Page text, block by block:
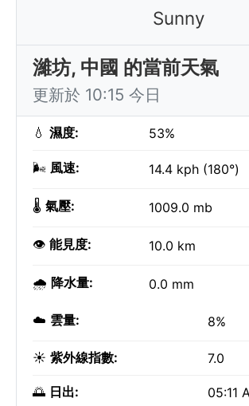
Sunny
濰坊, 中國 的當前天氣
更新於 10:15 今日
💧 濕度: 53%
🌬️ 風速: 14.4 kph (180°)
🌡️ 氣壓: 1009.0 mb
👁️ 能見度: 10.0 km
🌧️ 降水量: 0.0 mm
☁️ 雲量: 8%
☀️ 紫外線指數: 7.0
🌅 日出: 05:11